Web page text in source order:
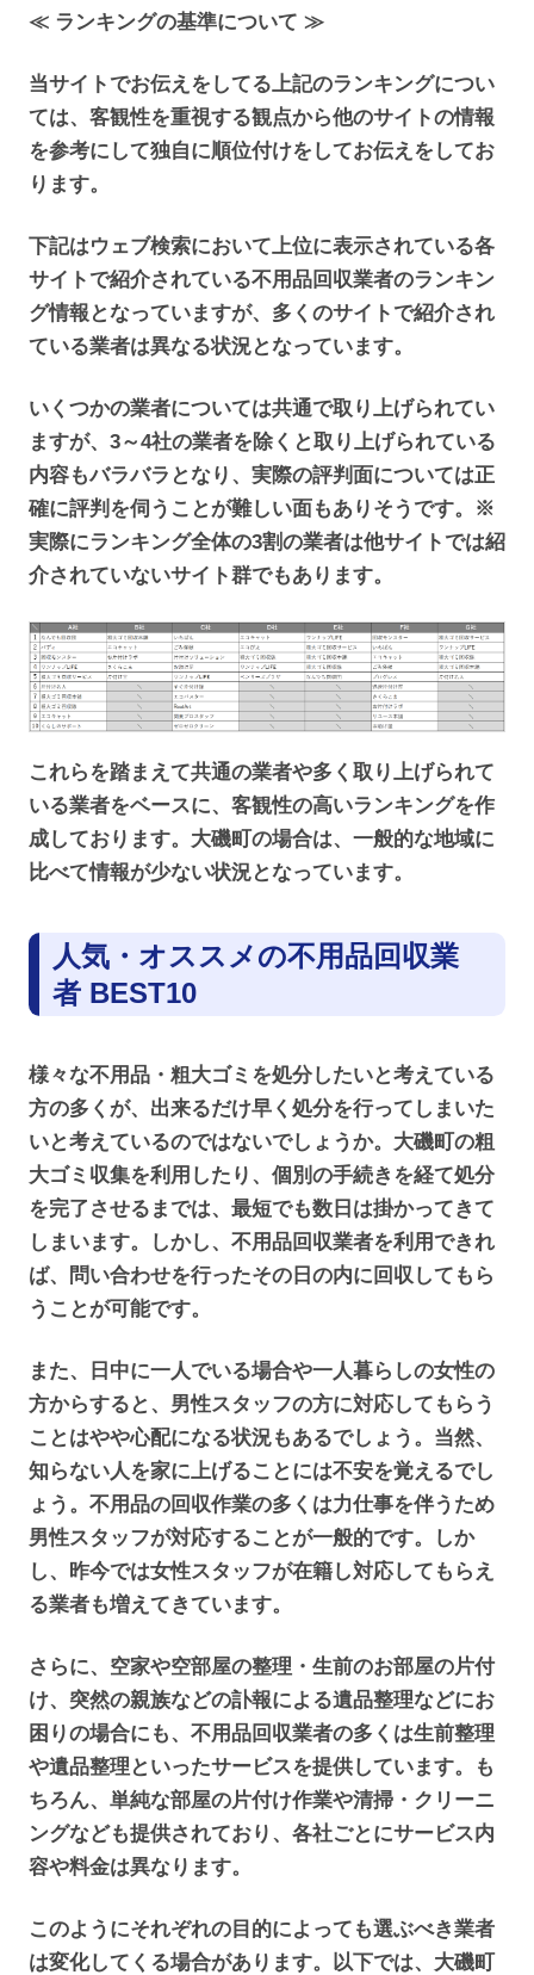
≪ ランキングの基準について ≫
当サイトでお伝えをしてる上記のランキングについ
ては、客観性を重視する観点から他のサイトの情報
を参考にして独自に順位付けをしてお伝えをしてお
ります。
下記はウェブ検索において上位に表示されている各
サイトで紹介されている不用品回収業者のランキン
グ情報となっていますが、多くのサイトで紹介され
ている業者は異なる状況となっています。
いくつかの業者については共通で取り上げられてい
ますが、3～4社の業者を除くと取り上げられている
内容もバラバラとなり、実際の評判面については正
確に評判を伺うことが難しい面もありそうです。※
実際にランキング全体の3割の業者は他サイトでは紹
介されていないサイト群でもあります。
これらを踏まえて共通の業者や多く取り上げられて
いる業者をベースに、客観性の高いランキングを作
成しております。大磯町の場合は、一般的な地域に
比べて情報が少ない状況となっています。
人気・オススメの不用品回収業
者 BEST10
様々な不用品・粗大ゴミを処分したいと考えている
方の多くが、出来るだけ早く処分を行ってしまいた
いと考えているのではないでしょうか。大磯町の粗
大ゴミ収集を利用したり、個別の手続きを経て処分
を完了させるまでは、最短でも数日は掛かってきて
しまいます。しかし、不用品回収業者を利用できれ
ば、問い合わせを行ったその日の内に回収してもら
うことが可能です。
また、日中に一人でいる場合や一人暮らしの女性の
方からすると、男性スタッフの方に対応してもらう
ことはやや心配になる状況もあるでしょう。当然、
知らない人を家に上げることには不安を覚えるでし
ょう。不用品の回収作業の多くは力仕事を伴うため
男性スタッフが対応することが一般的です。しか
し、昨今では女性スタッフが在籍し対応してもらえ
る業者も増えてきています。
さらに、空家や空部屋の整理・生前のお部屋の片付
け、突然の親族などの訃報による遺品整理などにお
困りの場合にも、不用品回収業者の多くは生前整理
や遺品整理といったサービスを提供しています。も
ちろん、単純な部屋の片付け作業や清掃・クリーニ
ングなども提供されており、各社ごとにサービス内
容や料金は異なります。
このようにそれぞれの目的によっても選ぶべき業者
は変化してくる場合があります。以下では、大磯町